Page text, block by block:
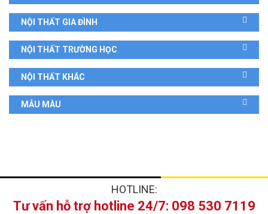
NỘI THẤT GIA ĐÌNH
NỘI THẤT TRƯỜNG HỌC
NỘI THẤT KHÁC
MẪU MÀU
HOTLINE:
Tư vấn hỗ trợ hotline 24/7: 098 530 7119